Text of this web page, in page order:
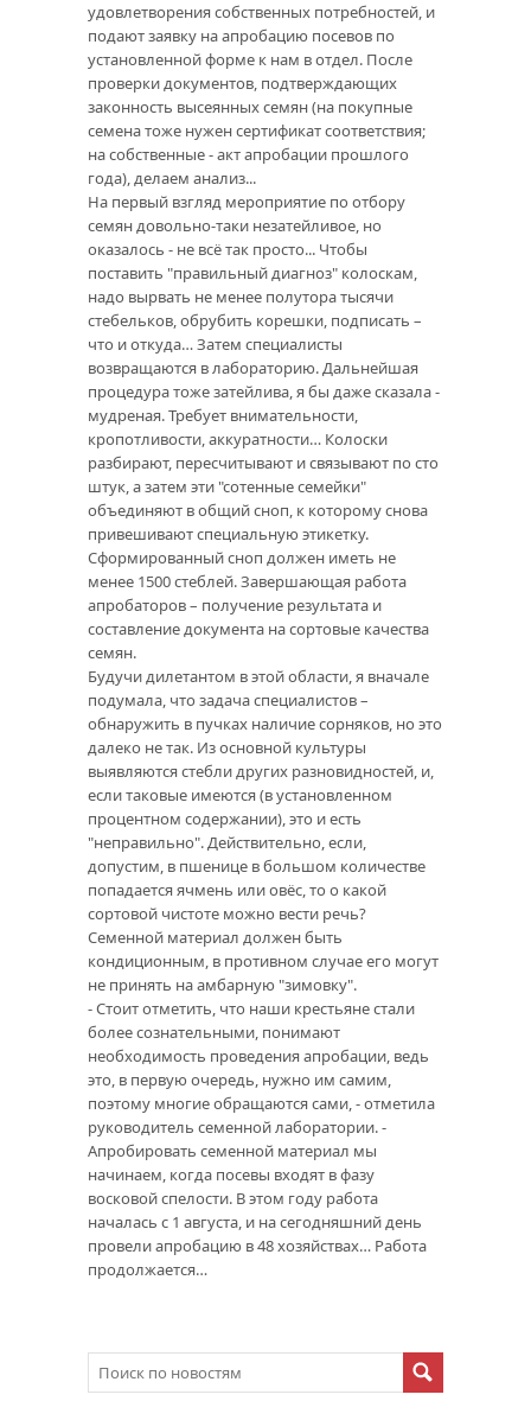
удовлетворения собственных потребностей, и
подают заявку на апробацию посевов по
установленной форме к нам в отдел. После
проверки документов, подтверждающих
законность высеянных семян (на покупные
семена тоже нужен сертификат соответствия;
на собственные - акт апробации прошлого
года), делаем анализ...
На первый взгляд мероприятие по отбору
семян довольно-таки незатейливое, но
оказалось - не всё так просто... Чтобы
поставить "правильный диагноз" колоскам,
надо вырвать не менее полутора тысячи
стебельков, обрубить корешки, подписать –
что и откуда… Затем специалисты
возвращаются в лабораторию. Дальнейшая
процедура тоже затейлива, я бы даже сказала -
мудреная. Требует внимательности,
кропотливости, аккуратности… Колоски
разбирают, пересчитывают и связывают по сто
штук, а затем эти "сотенные семейки"
объединяют в общий сноп, к которому снова
привешивают специальную этикетку.
Сформированный сноп должен иметь не
менее 1500 стеблей. Завершающая работа
апробаторов – получение результата и
составление документа на сортовые качества
семян.
Будучи дилетантом в этой области, я вначале
подумала, что задача специалистов –
обнаружить в пучках наличие сорняков, но это
далеко не так. Из основной культуры
выявляются стебли других разновидностей, и,
если таковые имеются (в установленном
процентном содержании), это и есть
"неправильно". Действительно, если,
допустим, в пшенице в большом количестве
попадается ячмень или овёс, то о какой
сортовой чистоте можно вести речь?
Семенной материал должен быть
кондиционным, в противном случае его могут
не принять на амбарную "зимовку".
- Стоит отметить, что наши крестьяне стали
более сознательными, понимают
необходимость проведения апробации, ведь
это, в первую очередь, нужно им самим,
поэтому многие обращаются сами, - отметила
руководитель семенной лаборатории. -
Апробировать семенной материал мы
начинаем, когда посевы входят в фазу
восковой спелости. В этом году работа
началась с 1 августа, и на сегодняшний день
провели апробацию в 48 хозяйствах… Работа
продолжается…